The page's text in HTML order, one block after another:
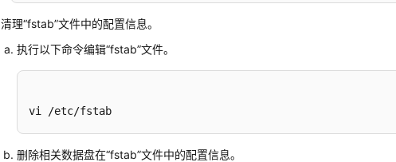
清理“fstab”文件中的配置信息。
执行以下命令编辑“fstab”文件。
vi /etc/fstab
删除相关数据盘在“fstab”文件中的配置信息。